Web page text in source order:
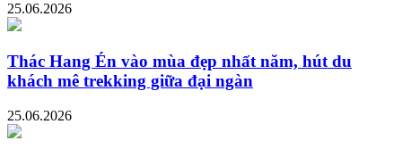
25.06.2026
Thác Hang Én vào mùa đẹp nhất năm, hút du
khách mê trekking giữa đại ngàn
25.06.2026